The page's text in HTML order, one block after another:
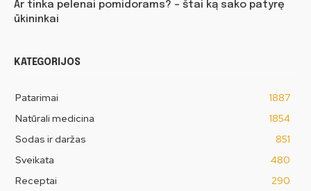
Ar tinka pelenai pomidorams? – štai ką sako patyrę
ūkininkai
KATEGORIJOS
Patarimai
1887
Natūrali medicina
1854
Sodas ir daržas
851
Sveikata
480
Receptai
290